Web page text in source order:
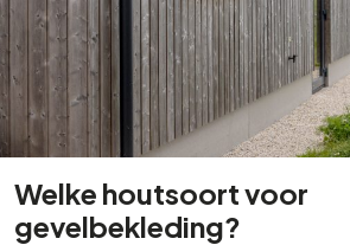
Welke houtsoort voor
gevelbekleding?